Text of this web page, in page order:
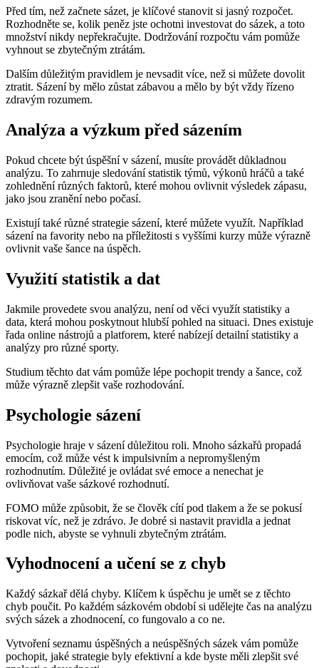
Před tím, než začnete sázet, je klíčové stanovit si jasný rozpočet.
Rozhodněte se, kolik peněz jste ochotni investovat do sázek, a toto
množství nikdy nepřekračujte. Dodržování rozpočtu vám pomůže
vyhnout se zbytečným ztrátám.
Dalším důležitým pravidlem je nevsadit více, než si můžete dovolit
ztratit. Sázení by mělo zůstat zábavou a mělo by být vždy řízeno
zdravým rozumem.
Analýza a výzkum před sázením
Pokud chcete být úspěšní v sázení, musíte provádět důkladnou
analýzu. To zahrnuje sledování statistik týmů, výkonů hráčů a také
zohlednění různých faktorů, které mohou ovlivnit výsledek zápasu,
jako jsou zranění nebo počasí.
Existují také různé strategie sázení, které můžete využít. Například
sázení na favority nebo na příležitosti s vyššími kurzy může výrazně
ovlivnit vaše šance na úspěch.
Využití statistik a dat
Jakmile provedete svou analýzu, není od věci využít statistiky a
data, která mohou poskytnout hlubší pohled na situaci. Dnes existuje
řada online nástrojů a platforem, které nabízejí detailní statistiky a
analýzy pro různé sporty.
Studium těchto dat vám pomůže lépe pochopit trendy a šance, což
může výrazně zlepšit vaše rozhodování.
Psychologie sázení
Psychologie hraje v sázení důležitou roli. Mnoho sázkařů propadá
emocím, což může vést k impulsivním a nepromyšleným
rozhodnutím. Důležité je ovládat své emoce a nenechat je
ovlivňovat vaše sázkové rozhodnutí.
FOMO může způsobit, že se člověk cítí pod tlakem a že se pokusí
riskovat víc, než je zdrávo. Je dobré si nastavit pravidla a jednat
podle nich, abyste se vyhnuli zbytečným ztrátám.
Vyhodnocení a učení se z chyb
Každý sázkař dělá chyby. Klíčem k úspěchu je umět se z těchto
chyb poučit. Po každém sázkovém období si udělejte čas na analýzu
svých sázek a zhodnocení, co fungovalo a co ne.
Vytvoření seznamu úspěšných a neúspěšných sázek vám pomůže
pochopit, jaké strategie byly efektivní a kde byste měli zlepšit své